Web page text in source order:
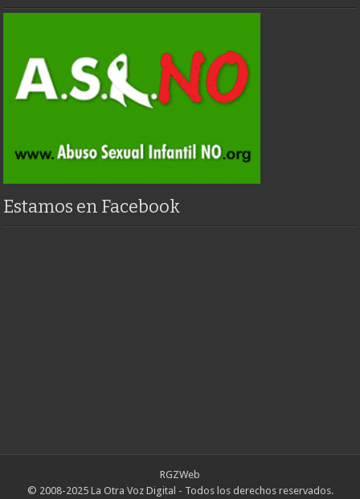
Estamos en Facebook
RGZWeb
© 2008-2025 La Otra Voz Digital - Todos los derechos reservados.